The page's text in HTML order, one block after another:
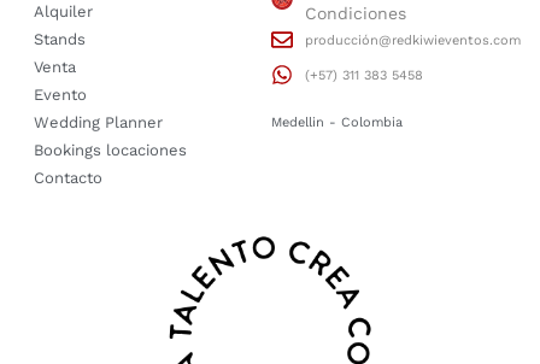
Alquiler
Stands
Venta
Evento
Wedding Planner
Bookings locaciones
Contacto
Condiciones
producción@redkiwieventos.com
(+57) 311 383 5458
Medellin - Colombia